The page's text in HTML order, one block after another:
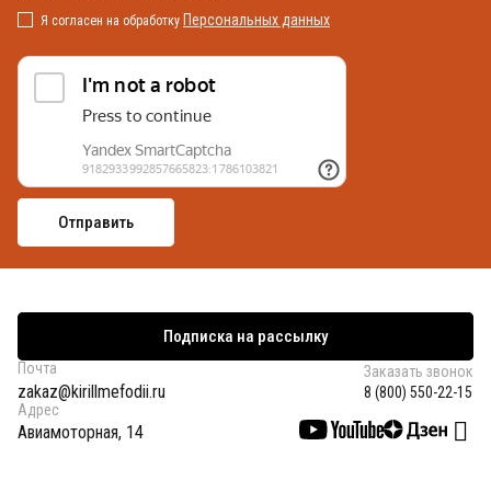
Я согласен на обработку Персональных данных
Подписка на рассылку
Почта
zakaz@kirillmefodii.ru
Заказать звонок
8 (800) 550-22-15
Адрес
Авиамоторная, 14